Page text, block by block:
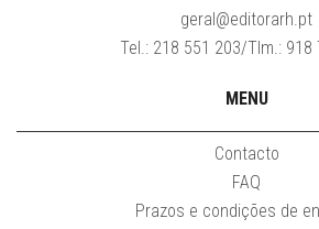
geral@editorarh.pt
Tel.: 218 551 203/Tlm.: 918
MENU
Contacto
FAQ
Prazos e condições de